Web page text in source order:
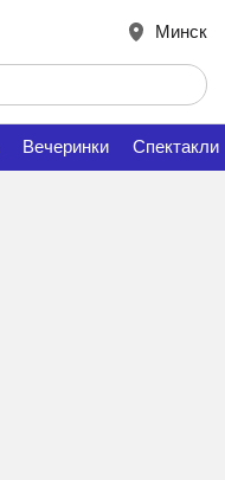
Минск
Вечеринки Спектакли